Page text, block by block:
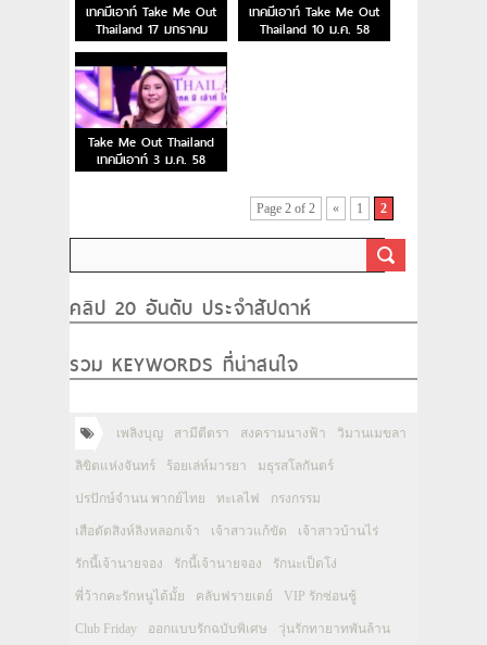
เทคมีเอาท์ Take Me Out
Thailand 17 มกราคม
2558
เทคมีเอาท์ Take Me Out
Thailand 10 ม.ค. 58
Take Me Out Thailand
เทคมีเอาท์ 3 ม.ค. 58
Page 2 of 2 « 1 2
คลิป 20 อันดับ ประจำสัปดาห์
รวม KEYWORDS ที่น่าสนใจ
เพลิงบุญ สามีตีตรา สงครามนางฟ้า วิมานเมขลา
ลิขิตแห่งจันทร์ ร้อยเล่ห์มารยา มธุรสโลกันตร์
ปรปักษ์จำนน พากย์ไทย ทะเลไฟ กรงกรรม
เสือตัดสิงห์ลิงหลอกเจ้า เจ้าสาวแก้ขัด เจ้าสาวบ้านไร่
รักนี้เจ้านายจอง รักนี้เจ้านายจอง รักนะเป็ดโง่
พี่ว้ากคะรักหนูได้มั้ย คลับฟรายเดย์ VIP รักซ่อนชู้
Club Friday ออกแบบรักฉบับพิเศษ วุ่นรักทายาทพันล้าน